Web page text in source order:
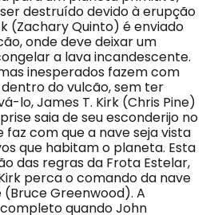
destruído devido à erupção
(Zachary Quinto) é enviado
onde deve deixar um
a lava incandescente.
inesperados fazem com
do vulcão, sem ter
lo, James T. Kirk (Chris Pine)
saia de seu esconderijo no
faz com que a nave seja vista
que habitam o planeta. Esta
das regras da Frota Estelar,
perca o comando da nave
Greenwood). A
quando John